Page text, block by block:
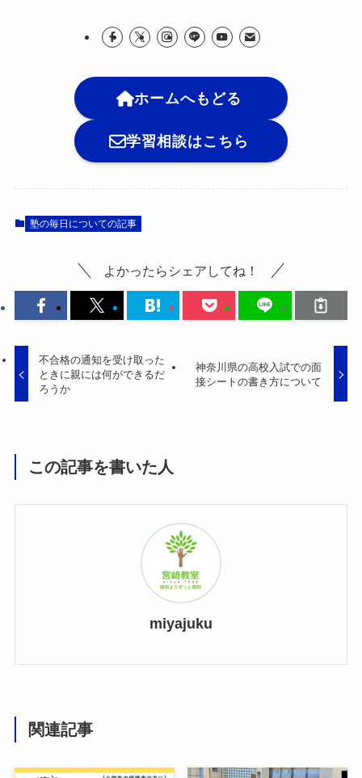
ホームへもどる
学習相談はこちら
塾の毎日についての記事
よかったらシェアしてね！
不合格の通知を受け取った
ときに親には何ができるだ
ろうか
神奈川県の高校入試での面
接シートの書き方について
この記事を書いた人
miyajuku
関連記事